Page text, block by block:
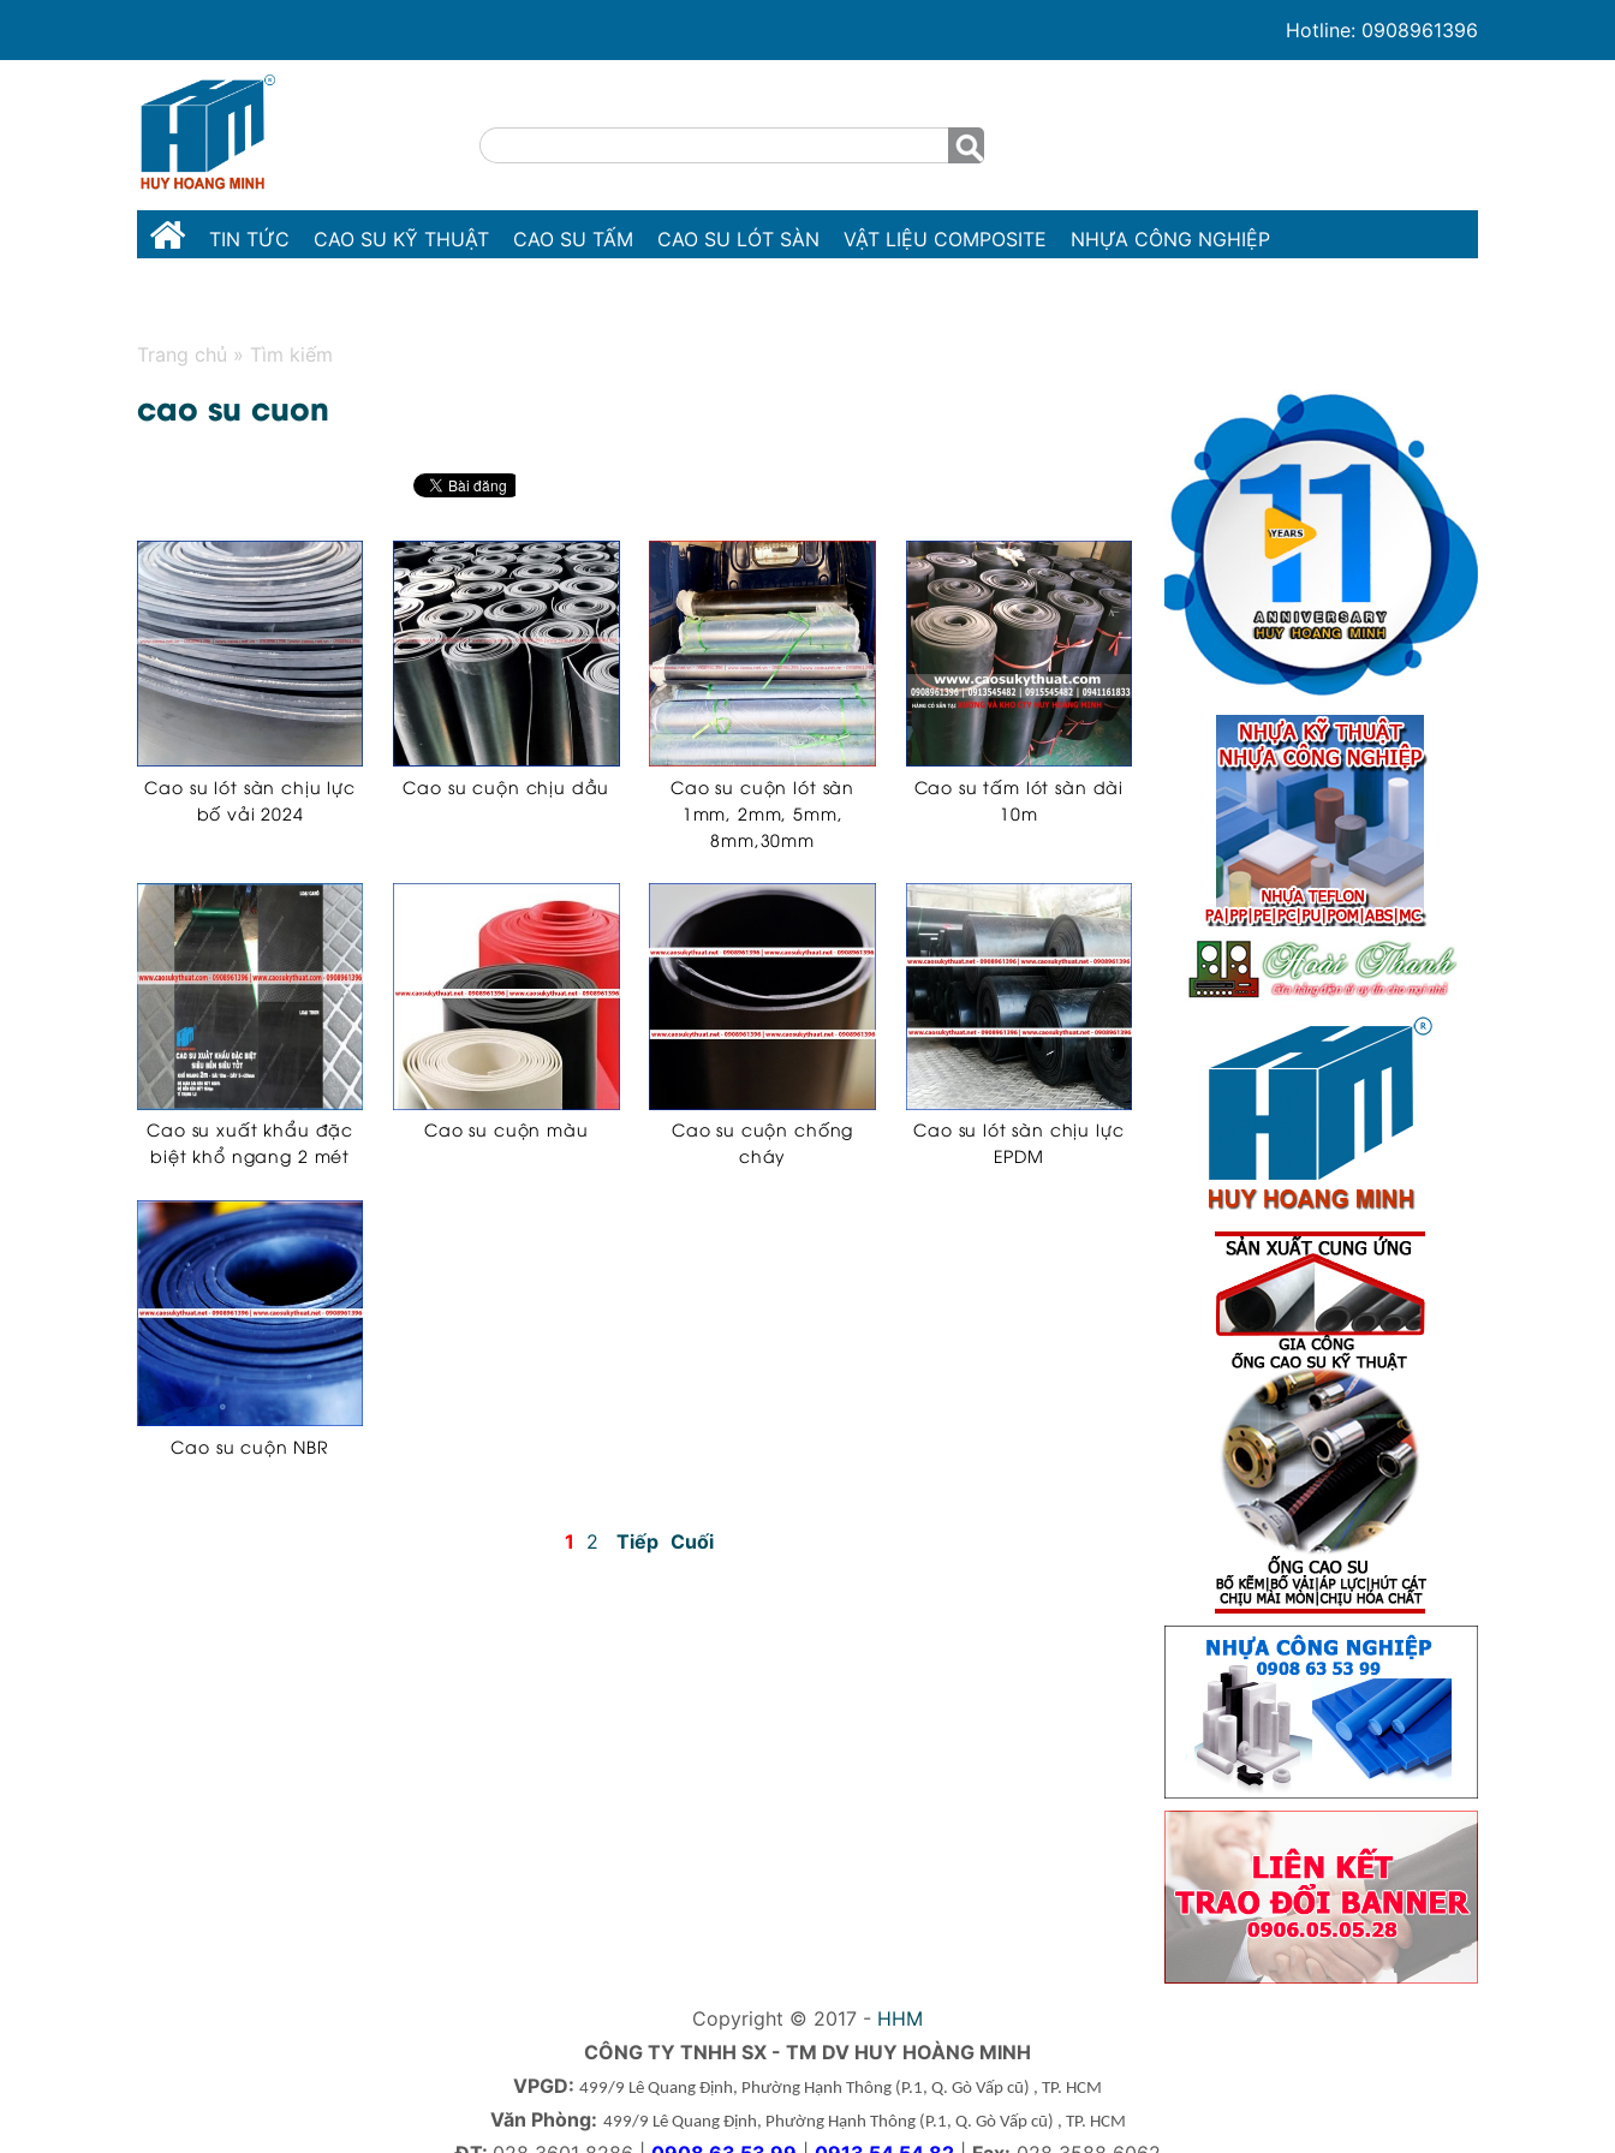
Hotline: 0908961396
TIN TỨC CAO SU KỸ THUẬT CAO SU TẤM CAO SU LÓT SÀN VẬT LIỆU COMPOSITE NHỰA CÔNG NGHIỆP
Trang chủ » Tìm kiếm
cao su cuon
Cao su lót sàn chịu lực
bố vải 2024
Cao su cuộn chịu dầu
Cao su cuộn lót sàn
1mm, 2mm, 5mm,
8mm,30mm
Cao su tấm lót sàn dài
10m
Cao su xuất khẩu đặc
biệt khổ ngang 2 mét
Cao su cuộn màu
Cao su cuộn chống
cháy
Cao su lót sàn chịu lực
EPDM
Cao su cuộn NBR
1 2 Tiếp Cuối
Copyright © 2017 - HHM
CÔNG TY TNHH SX - TM DV HUY HOÀNG MINH
VPGD: 499/9 Lê Quang Định, Phường Hạnh Thông (P.1, Q. Gò Vấp cũ) , TP. HCM
Văn Phòng: 499/9 Lê Quang Định, Phường Hạnh Thông(P.1, Q. Gò Vấp cũ) , TP. HCM